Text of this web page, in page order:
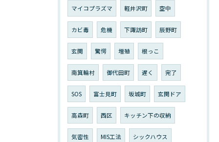
マイコプラズマ 軽井沢町 空中
カビ毒 危機 下諏訪町 辰野町
玄関 驚愕 増殖 根っこ
南箕輪村 御代田町 遅く 完了
SOS 富士見町 坂城町 玄関ドア
高森町 西区 キッチン下の収納
気密性 MIS工法 シックハウス